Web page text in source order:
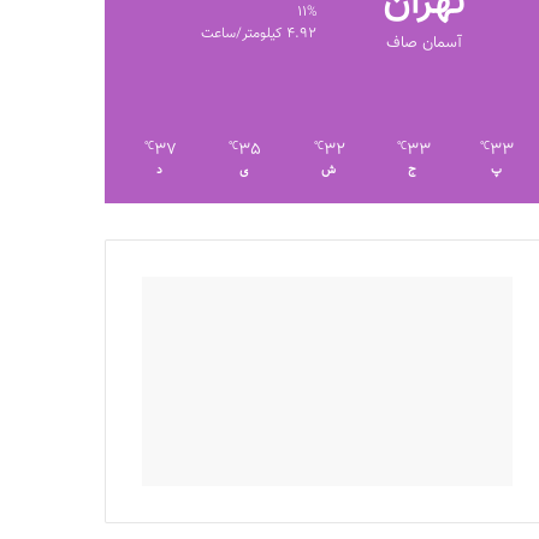
آسمان صاف
11%
4.92 کیلومتر/ساعت
33
℃
پ
33
℃
ج
32
℃
ش
35
℃
ی
37
℃
د